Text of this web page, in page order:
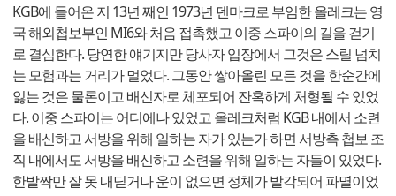
KGB에 들어온 지 13년 째인 1973년 덴마크로 부임한 올레크는 영
국 해외첩보부인 MI6와 처음 접촉했고 이중 스파이의 길을 걷기
로 결심한다. 당연한 얘기지만 당사자 입장에서 그것은 스릴 넘치
는 모험과는 거리가 멀었다. 그동안 쌓아올린 모든 것을 한순간에
잃는 것은 물론이고 배신자로 체포되어 잔혹하게 처형될 수 있었
다. 이중 스파이는 어디에나 있었고 올레크처럼 KGB 내에서 소련
을 배신하고 서방을 위해 일하는 자가 있는가 하면 서방측 첩보 조
직 내에서도 서방을 배신하고 소련을 위해 일하는 자들이 있었다.
한발짝만 잘 못 내딛거나 운이 없으면 정체가 발각되어 파멸이었